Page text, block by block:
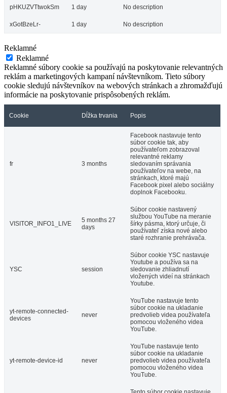
pHKUZVTtwokSm 1 day No description
xGotBzeLr- 1 day No description
Reklamné
Reklamné
Reklamné súbory cookie sa používajú na poskytovanie relevantných
reklám a marketingových kampaní návštevníkom. Tieto súbory
cookie sledujú návštevníkov na webových stránkach a zhromažďujú
informácie na poskytovanie prispôsobených reklám.
Cookie Dĺžka trvania Popis
fr 3 months
Facebook nastavuje tento
súbor cookie tak, aby
používateľom zobrazoval
relevantné reklamy
sledovaním správania
používateľov na webe, na
stránkach, ktoré majú
Facebook pixel alebo sociálny
doplnok Facebooku.
VISITOR_INFO1_LIVE
5 months 27
days
Súbor cookie nastavený
službou YouTube na meranie
šírky pásma, ktorý určuje, či
používateľ získa nové alebo
staré rozhranie prehrávača.
YSC session
Súbor cookie YSC nastavuje
Youtube a používa sa na
sledovanie zhliadnutí
vložených videí na stránkach
Youtube.
yt-remote-connected-
devices
never
YouTube nastavuje tento
súbor cookie na ukladanie
predvolieb videa používateľa
pomocou vloženého videa
YouTube.
yt-remote-device-id never
YouTube nastavuje tento
súbor cookie na ukladanie
predvolieb videa používateľa
pomocou vloženého videa
YouTube.